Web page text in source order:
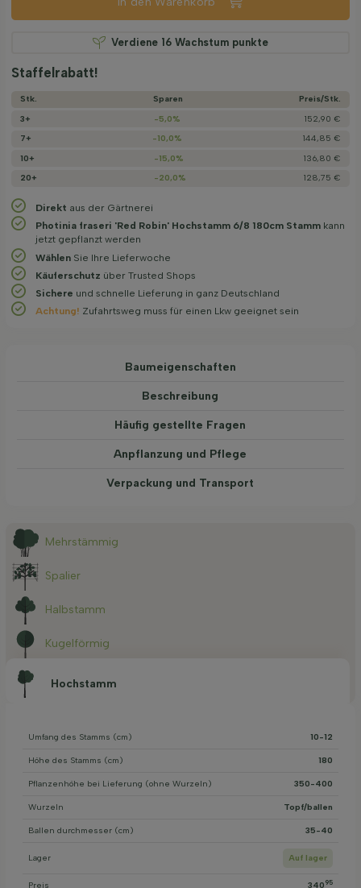
Verdiene 16Wachstum punkte
Staffelrabatt!
Stk. Sparen
Preis/­Stk.
3+
-5,0%
152,90 €
7+
-10,0%
144,85 €
10+
-15,0%
136,80 €
20+
-20,0% 128,75 €
Direkt aus der Gärtnerei
Photinia fraseri 'Red Robin' Hochstamm 6/8 180cm Stamm kann
jetzt gepflanzt werden
Wählen Sie Ihre Lieferwoche
Käuferschutz über Trusted Shops
Sichere und schnelle Lieferung in ganz Deutschland
Achtung! Zufahrtsweg muss für einen Lkw geeignet sein
Baum­eigen­schaften
Beschreibung
Häufig gestellte Fragen
Anpflanzung und Pflege
Verpackung und Transport
Hochstamm
Mehrstämmig
Spalier
Halbstamm
Kugelförmig
Umfang des Stamms (cm) 10-12
Höhe des Stamms (cm) 180
Pflanzenhöhe bei Lieferung (ohne Wurzeln) 350-400
Wurzeln Topf/ballen
Ballen durchmesser (cm) 35-40
Lager Auf lager
Preis 340 95